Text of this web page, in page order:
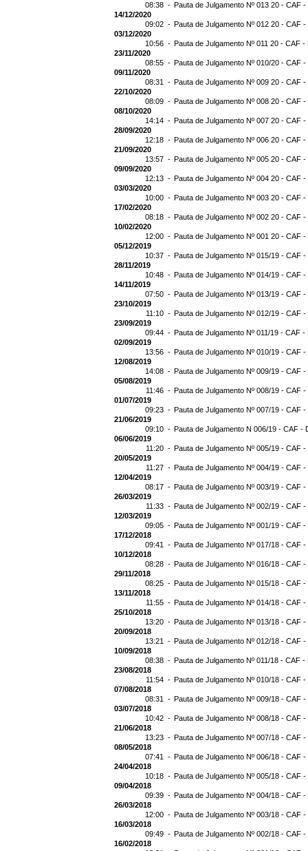
08:38 - Pauta de Julgamento Nº 013 20 - CAF
14/12/2020
09:02 - Pauta de Julgamento Nº 012 20 - CAF
03/12/2020
10:56 - Pauta de Julgamento Nº 011 20 - CAF -
23/11/2020
08:55 - Pauta de Julgamento Nº 010/20 - CAF -
09/11/2020
08:31 - Pauta de Julgamento Nº 009 20 - CAF -
22/10/2020
08:09 - Pauta de Julgamento Nº 008 20 - CAF
08/10/2020
14:14 - Pauta de Julgamento Nº 007 20 - CAF
28/09/2020
12:18 - Pauta de Julgamento Nº 006 20 - CAF
21/09/2020
13:57 - Pauta de Julgamento Nº 005 20 - CAF
09/09/2020
12:13 - Pauta de Julgamento Nº 004 20 - CAF
03/03/2020
10:00 - Pauta de Julgamento Nº 003 20 - CAF
17/02/2020
08:18 - Pauta de Julgamento Nº 002 20 - CAF
10/02/2020
12:00 - Pauta de Julgamento Nº 001 20 - CAF
05/12/2019
10:37 - Pauta de Julgamento Nº 015/19 - CAF -
28/11/2019
10:48 - Pauta de Julgamento Nº 014/19 - CAF
14/11/2019
07:50 - Pauta de Julgamento Nº 013/19 - CAF -
23/10/2019
11:10 - Pauta de Julgamento Nº 012/19 - CAF
23/09/2019
09:44 - Pauta de Julgamento Nº 011/19 - CAF -
02/09/2019
13:56 - Pauta de Julgamento Nº 010/19 - CAF
12/08/2019
14:08 - Pauta de Julgamento Nº 009/19 - CAF
05/08/2019
11:46 - Pauta de Julgamento Nº 008/19 - CAF
01/07/2019
09:23 - Pauta de Julgamento Nº 007/19 - CAF
21/06/2019
09:10 - Pauta de Julgamento N 006/19 - CAF -
06/06/2019
11:20 - Pauta de Julgamento Nº 005/19 - CAF -
20/05/2019
11:27 - Pauta de Julgamento Nº 004/19 - CAF
12/04/2019
08:17 - Pauta de Julgamento Nº 003/19 - CAF
26/03/2019
11:33 - Pauta de Julgamento Nº 002/19 - CAF
12/03/2019
09:05 - Pauta de Julgamento Nº 001/19 - CAF
17/12/2018
09:41 - Pauta de Julgamento Nº 017/18 - CAF
10/12/2018
08:28 - Pauta de Julgamento Nº 016/18 - CAF
29/11/2018
08:25 - Pauta de Julgamento Nº 015/18 - CAF
13/11/2018
11:55 - Pauta de Julgamento Nº 014/18 - CAF -
25/10/2018
13:20 - Pauta de Julgamento Nº 013/18 - CAF
20/09/2018
13:21 - Pauta de Julgamento Nº 012/18 - CAF
10/09/2018
08:38 - Pauta de Julgamento Nº 011/18 - CAF
23/08/2018
11:54 - Pauta de Julgamento Nº 010/18 - CAF
07/08/2018
08:31 - Pauta de Julgamento Nº 009/18 - CAF
03/07/2018
10:42 - Pauta de Julgamento Nº 008/18 - CAF
21/06/2018
13:23 - Pauta de Julgamento Nº 007/18 - CAF
08/05/2018
07:41 - Pauta de Julgamento Nº 006/18 - CAF
24/04/2018
10:18 - Pauta de Julgamento Nº 005/18 - CAF
09/04/2018
09:39 - Pauta de Julgamento Nº 004/18 - CAF
26/03/2018
12:00 - Pauta de Julgamento Nº 003/18 - CAF
16/03/2018
09:49 - Pauta de Julgamento Nº 002/18 - CAF
16/02/2018